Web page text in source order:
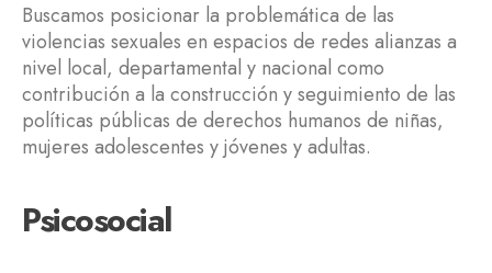
Buscamos posicionar la problemática de las
violencias sexuales en espacios de redes alianzas a
nivel local, departamental y nacional como
contribución a la construcción y seguimiento de las
políticas públicas de derechos humanos de niñas,
mujeres adolescentes y jóvenes y adultas.
Psicosocial